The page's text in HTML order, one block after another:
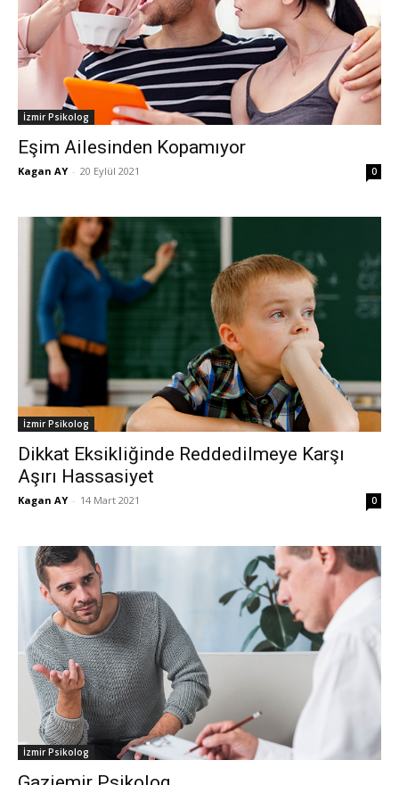
İzmir Psikolog
Eşim Ailesinden Kopamıyor
Kagan AY - 20 Eylül 2021 0
İzmir Psikolog
Dikkat Eksikliğinde Reddedilmeye Karşı
Aşırı Hassasiyet
Kagan AY - 14 Mart 2021 0
İzmir Psikolog